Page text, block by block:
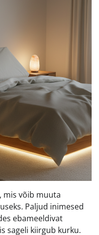
mis võib muuta
Paljud inimesed
ebameeldivat
sageli kiirgub kurku.